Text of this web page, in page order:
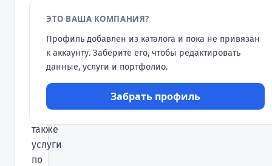
Санкт-
Петербурге
уже
более
также
услуги
по
ЭТО ВАША КОМПАНИЯ?
Профиль добавлен из каталога и пока не привязан
к аккаунту. Заберите его, чтобы редактировать
данные, услуги и портфолио.
Забрать профиль